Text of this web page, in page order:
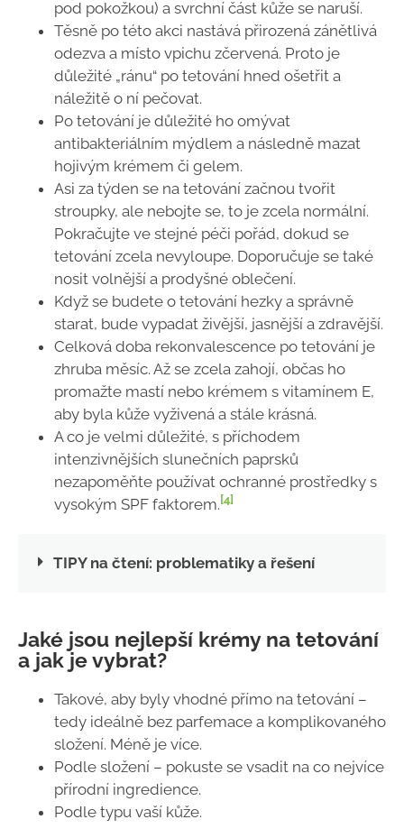
pod pokožkou) a svrchní část kůže se naruší.
Těsně po této akci nastává přirozená zánětlivá
odezva a místo vpichu zčervená. Proto je
důležité „ránu“ po tetování hned ošetřit a
náležitě o ní pečovat.
Po tetování je důležité ho omývat
antibakteriálním mýdlem a následně mazat
hojivým krémem či gelem.
Asi za týden se na tetování začnou tvořit
stroupky, ale nebojte se, to je zcela normální.
Pokračujte ve stejné péči pořád, dokud se
tetování zcela nevyloupe. Doporučuje se také
nosit volnější a prodyšné oblečení.
Když se budete o tetování hezky a správně
starat, bude vypadat živější, jasnější a zdravější.
Celková doba rekonvalescence po tetování je
zhruba měsíc. Až se zcela zahojí, občas ho
promažte mastí nebo krémem s vitamínem E,
aby byla kůže vyživená a stále krásná.
A co je velmi důležité, s příchodem
intenzivnějších slunečních paprsků
nezapoměňte používat ochranné prostředky s
vysokým SPF faktorem. [4]
TIPY na čtení: problematiky a řešení
Jaké jsou nejlepší krémy na tetování
a jak je vybrat?
Takové, aby byly vhodné přímo na tetování –
tedy ideálně bez parfemace a komplikovaného
složení. Méně je více.
Podle složení – pokuste se vsadit na co nejvíce
přírodní ingredience.
Podle typu vaší kůže.